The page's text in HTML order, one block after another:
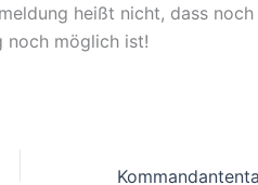
heißt nicht, dass
noch möglich ist!